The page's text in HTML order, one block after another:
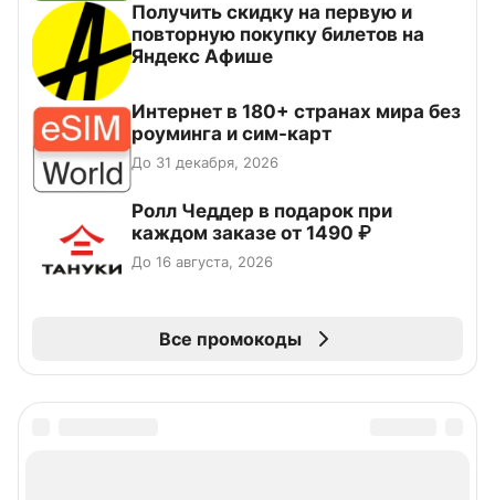
Получить скидку на первую и
повторную покупку билетов на
Яндекс Афише
Интернет в 180+ странах мира без
роуминга и сим-карт
До 31 декабря, 2026
Ролл Чеддер в подарок при
каждом заказе от 1490 ₽
До 16 августа, 2026
Все промокоды